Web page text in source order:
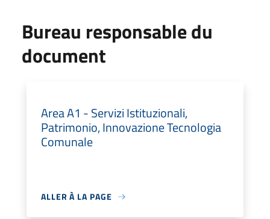
Bureau responsable du
document
Area A1 - Servizi Istituzionali,
Patrimonio, Innovazione Tecnologia
Comunale
ALLER À LA PAGE